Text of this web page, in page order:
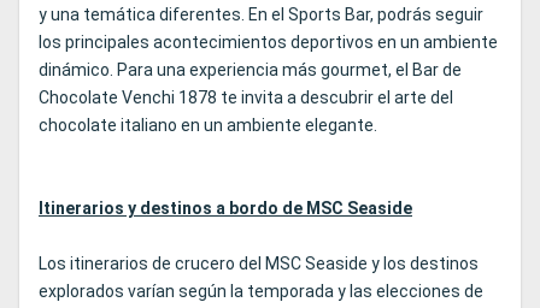
y una temática diferentes. En el Sports Bar, podrás seguir
los principales acontecimientos deportivos en un ambiente
dinámico. Para una experiencia más gourmet, el Bar de
Chocolate Venchi 1878 te invita a descubrir el arte del
chocolate italiano en un ambiente elegante.
Itinerarios y destinos a bordo de MSC Seaside
Los itinerarios de crucero del MSC Seaside y los destinos
explorados varían según la temporada y las elecciones de